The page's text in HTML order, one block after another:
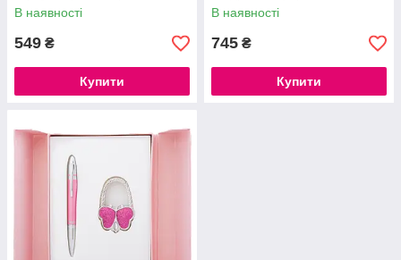
В наявності
549 ₴
Купити
В наявності
745 ₴
Купити